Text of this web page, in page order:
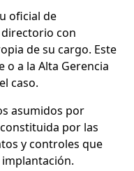
oficial de
con
de su cargo. Este
a la Alta Gerencia
caso.
asumidos por
constituida por las
y controles que